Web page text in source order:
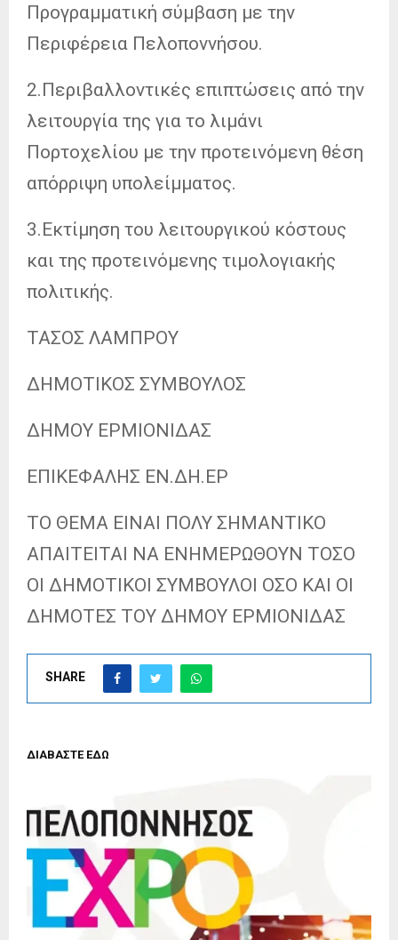
Προγραμματική σύμβαση με την
Περιφέρεια Πελοποννήσου.
2.Περιβαλλοντικές επιπτώσεις από την
λειτουργία της για το λιμάνι
Πορτοχελίου με την προτεινόμενη θέση
απόρριψη υπολείμματος.
3.Εκτίμηση του λειτουργικού κόστους
και της προτεινόμενης τιμολογιακής
πολιτικής.
ΤΑΣΟΣ ΛΑΜΠΡΟΥ
ΔΗΜΟΤΙΚΟΣ ΣΥΜΒΟΥΛΟΣ
ΔΗΜΟΥ ΕΡΜΙΟΝΙΔΑΣ
ΕΠΙΚΕΦΑΛΗΣ ΕΝ.ΔΗ.ΕΡ
ΤΟ ΘΕΜΑ ΕΙΝΑΙ ΠΟΛΥ ΣΗΜΑΝΤΙΚΟ
ΑΠΑΙΤΕΙΤΑΙ ΝΑ ΕΝΗΜΕΡΩΘΟΥΝ ΤΟΣΟ
ΟΙ ΔΗΜΟΤΙΚΟΙ ΣΥΜΒΟΥΛΟΙ ΟΣΟ ΚΑΙ ΟΙ
ΔΗΜΟΤΕΣ ΤΟΥ ΔΗΜΟΥ ΕΡΜΙΟΝΙΔΑΣ
SHARE
ΔΙΑΒΑΣΤΕ ΕΔΩ